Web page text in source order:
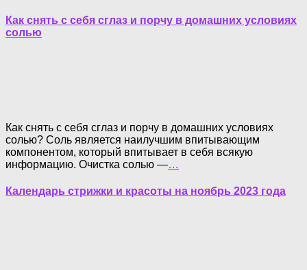
Как снять с себя сглаз и порчу в домашних условиях
солью
Как снять с себя сглаз и порчу в домашних условиях
солью? Соль является наилучшим впитывающим
компонентом, который впитывает в себя всякую
информацию. Очистка солью —…
Календарь стрижки и красоты на ноябрь 2023 года